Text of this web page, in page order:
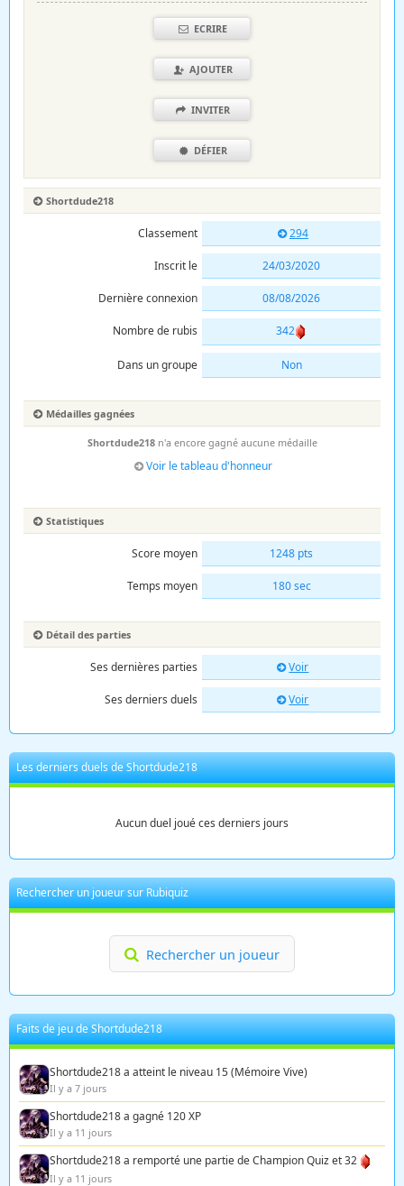
ECRIRE
AJOUTER
INVITER
DÉFIER
Shortdude218
Classement 294
Inscrit le 24/03/2020
Dernière connexion 08/08/2026
Nombre de rubis 342
Dans un groupe Non
Médailles gagnées
Shortdude218n'a encore gagné aucune médaille
Voir le tableau d'honneur
Statistiques
Score moyen 1248 pts
Temps moyen 180 sec
Détail des parties
Ses dernières parties Voir
Ses derniers duels Voir
Les derniers duels de Shortdude218
Aucun duel joué ces derniers jours
Rechercher un joueur sur Rubiquiz
Rechercher un joueur
Faits de jeu de Shortdude218
Shortdude218 a atteint le niveau 15 (Mémoire Vive)
Il y a 7 jours
Shortdude218 a gagné 120 XP
Il y a 11 jours
Shortdude218 a remporté une partie de Champion Quiz et 32
Il y a 11 jours